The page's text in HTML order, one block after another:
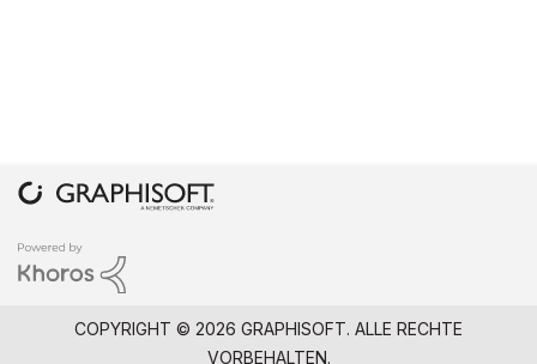
COPYRIGHT © 2026 GRAPHISOFT. ALLE RECHTE
VORBEHALTEN.